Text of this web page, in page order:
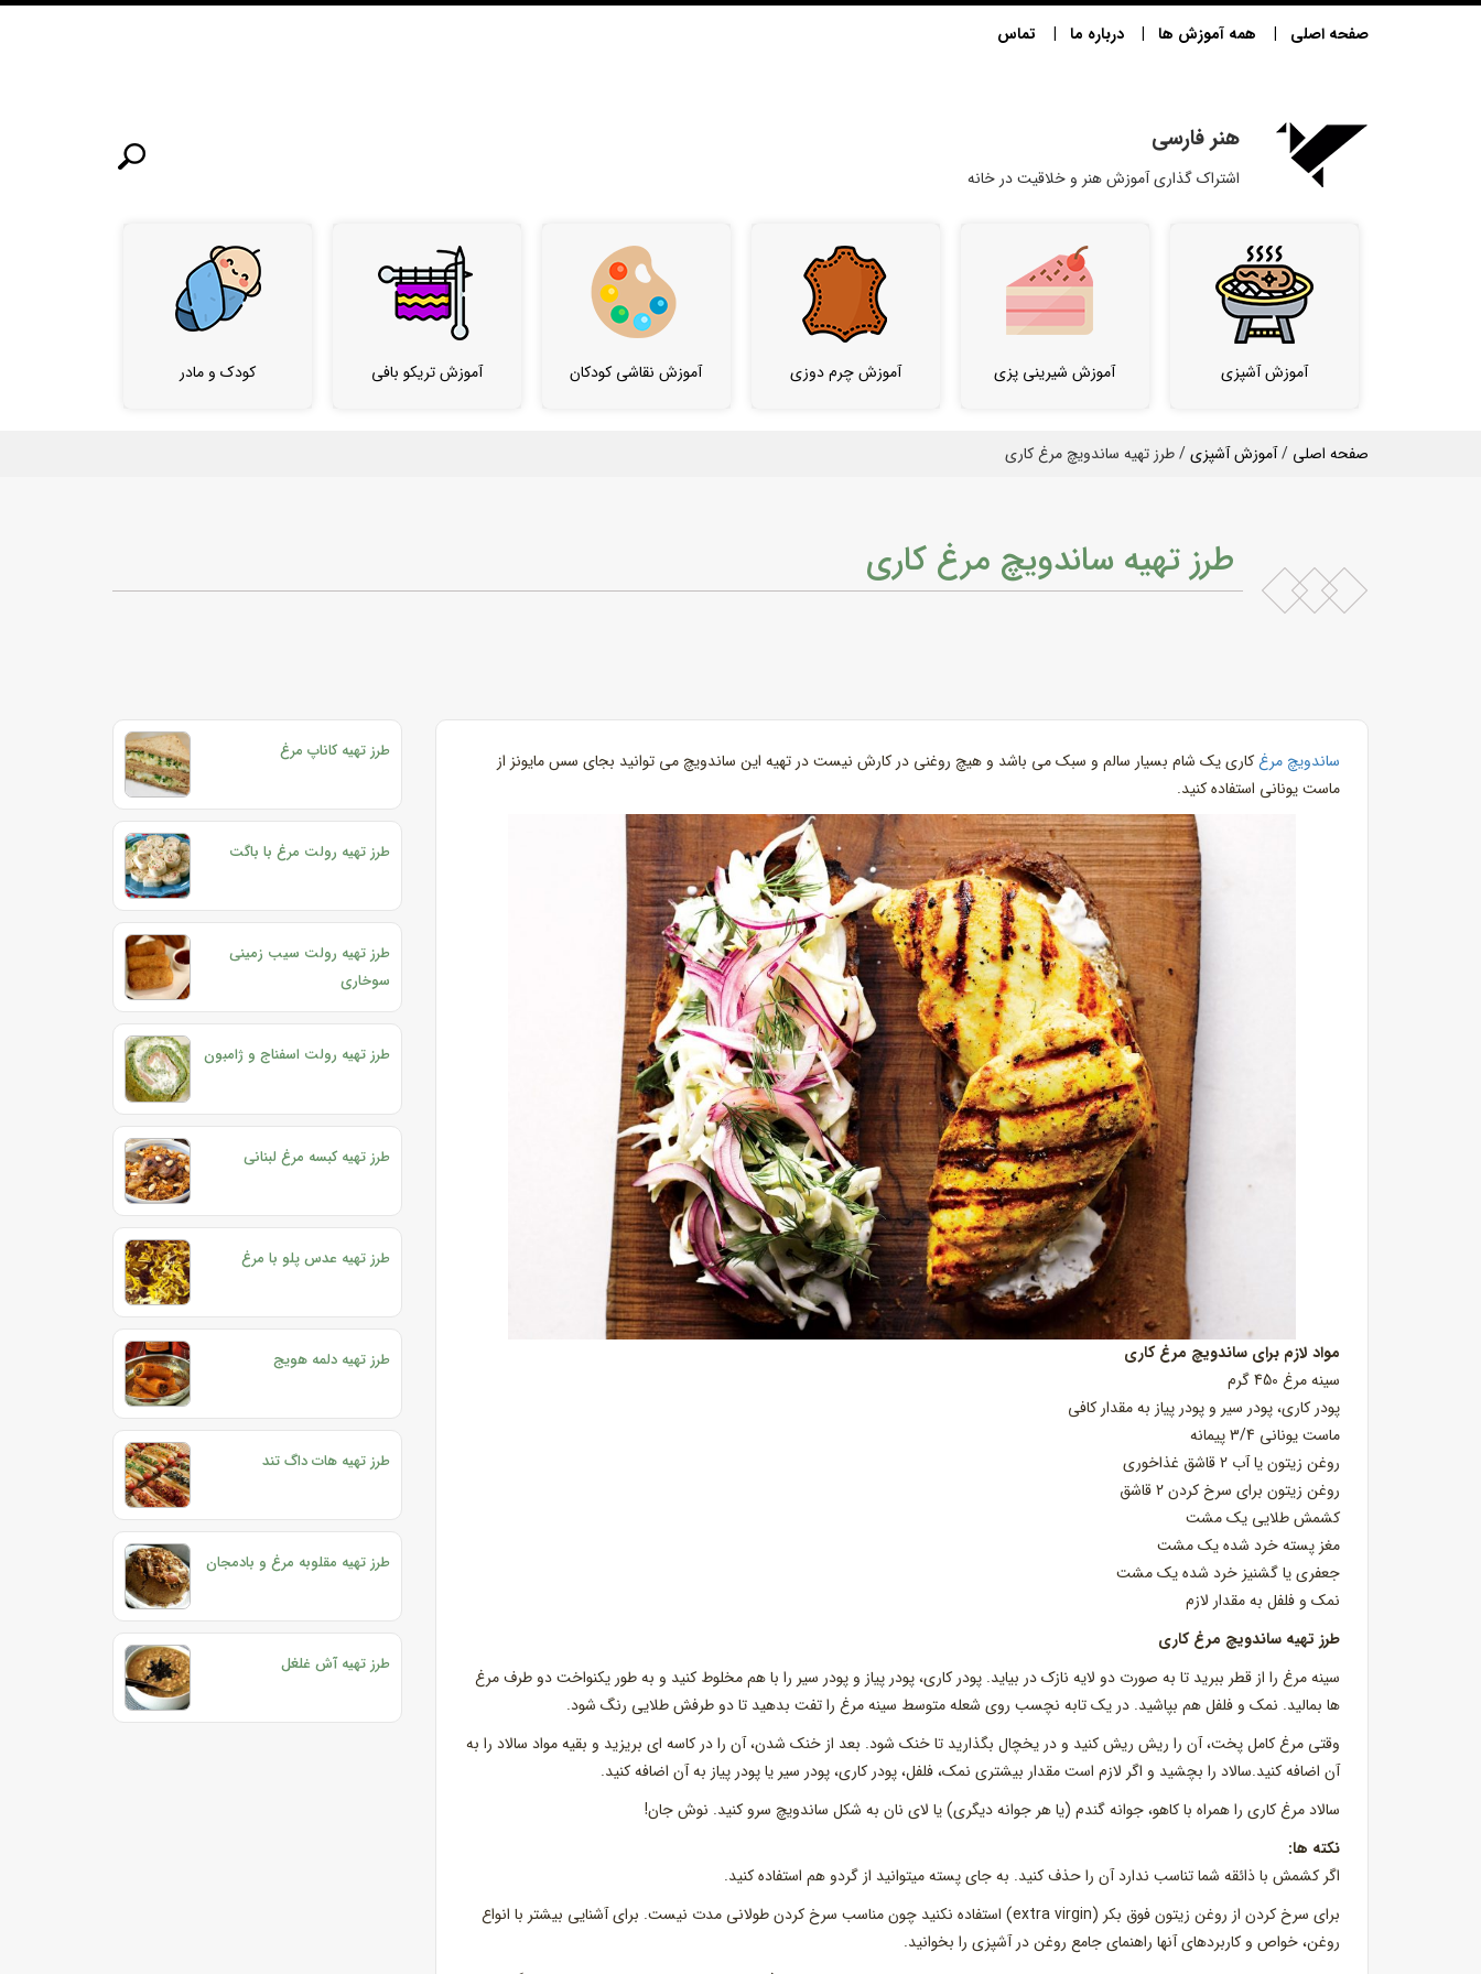
صفحه اصلی همه آموزش ها درباره ما تماس
هنر فارسی
اشتراک گذاری آموزش هنر و خلاقیت در خانه
آموزش آشپزی آموزش شیرینی پزی آموزش چرم دوزی آموزش نقاشی کودکان آموزش تریکو بافی کودک و مادر
صفحه اصلی /آموزش آشپزی/ طرز تهیه ساندویچ مرغ کاری
طرز تهیه ساندویچ مرغ کاری
ساندویچ مرغکاری یک شام بسیار سالم و سبک می باشد و هیچ روغنی در کارش نیست در تهیه این ساندویچ می توانید بجای سس مایونز از
ماست یونانی استفاده کنید.
مواد لازم برای ساندویچ مرغ کاری
سینه مرغ 450 گرم
پودر کاری، پودر سیر و پودر پیاز به مقدار کافی
ماست یونانی 3/4 پیمانه
روغن زیتون یا آب 2 قاشق غذاخوری
روغن زیتون برای سرخ کردن 2 قاشق
کشمش طلایی یک مشت
مغز پسته خرد شده یک مشت
جعفری یا گشنیز خرد شده یک مشت
نمک و فلفل به مقدار لازم
طرز تهیه ساندویچ مرغ کاری
سینه مرغ را از قطر ببرید تا به صورت دو لایه نازک در بیاید. پودر کاری، پودر پیاز و پودر سیر را با هم مخلوط کنید و به طور یکنواخت دو طرف مرغ
ها بمالید. نمک و فلفل هم بپاشید. در یک تابه نچسب روی شعله متوسط سینه مرغ را تفت بدهید تا دو طرفش طلایی رنگ شود.
وقتی مرغ کامل پخت، آن را ریش ریش کنید و در یخچال بگذارید تا خنک شود. بعد از خنک شدن، آن را در کاسه ای بریزید و بقیه مواد سالاد را به
آن اضافه کنید.سالاد را بچشید و اگر لازم است مقدار بیشتری نمک، فلفل، پودر کاری، پودر سیر یا پودر پیاز به آن اضافه کنید.
سالاد مرغ کاری را همراه با کاهو، جوانه گندم (یا هر جوانه دیگری) یا لای نان به شکل ساندویچ سرو کنید. نوش جان!
نکته ها:
اگر کشمش با ذائقه شما تناسب ندارد آن را حذف کنید. به جای پسته میتوانید از گردو هم استفاده کنید.
برای سرخ کردن از روغن زیتون فوق بکر (extra virgin) استفاده نکنید چون مناسب سرخ کردن طولانی مدت نیست. برای آشنایی بیشتر با انواع
روغن، خواص و کاربردهای آنها راهنمای جامع روغن در آشپزی را بخوانید.
طرز تهیه کاناپ مرغ
طرز تهیه رولت مرغ با باگت
طرز تهیه رولت سیب زمینی
سوخاری
طرز تهیه رولت اسفناج و ژامبون
طرز تهیه کبسه مرغ لبنانی
طرز تهیه عدس پلو با مرغ
طرز تهیه دلمه هویج
طرز تهیه هات داگ تند
طرز تهیه مقلوبه مرغ و بادمجان
طرز تهیه آش غلغل